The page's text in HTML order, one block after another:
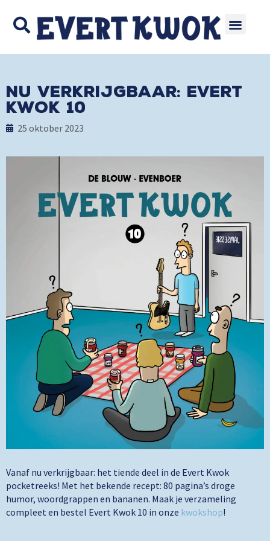
Nu verkrijgbaar: Evert
Kwok 10
25 oktober 2023
Vanaf nu verkrijgbaar: het tiende deel in de Evert Kwok
pocketreeks! Met het bekende recept: 80 pagina’s droge
humor, woordgrappen en bananen. Maak je verzameling
compleet en bestel Evert Kwok 10 in onze kwokshop!